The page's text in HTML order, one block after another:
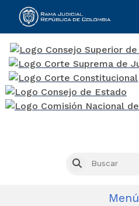
Buscar
Menú